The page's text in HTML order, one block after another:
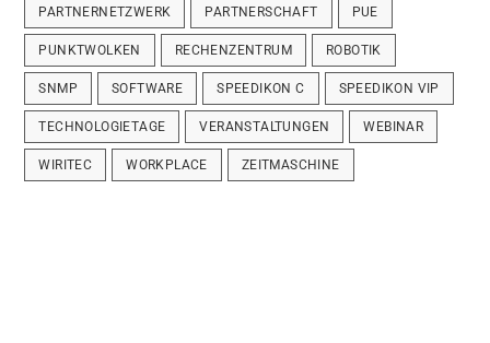
PARTNERNETZWERK PARTNERSCHAFT PUE
PUNKTWOLKEN RECHENZENTRUM ROBOTIK
SNMP SOFTWARE SPEEDIKON C SPEEDIKON VIP
TECHNOLOGIETAGE VERANSTALTUNGEN WEBINAR
WIRITEC WORKPLACE ZEITMASCHINE